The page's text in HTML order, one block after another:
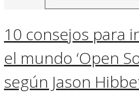
10 consejos para
el mundo ‘Open
según Jason